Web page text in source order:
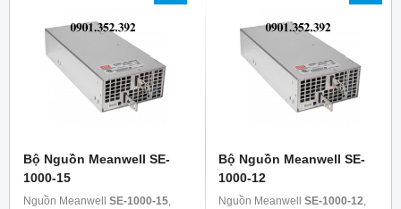
Bộ Nguồn Meanwell SE-
1000-15
Nguồn Meanwell SE-1000-15,
Bộ Nguồn Meanwell SE-
1000-12
Nguồn Meanwell SE-1000-12,